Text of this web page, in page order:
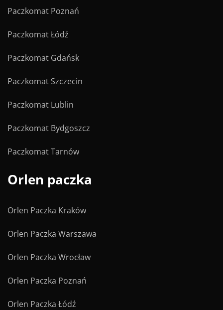
Paczkomat Poznań
Paczkomat Łódź
Paczkomat Gdańsk
Paczkomat Szczecin
Paczkomat Lublin
Paczkomat Bydgoszcz
Paczkomat Tarnów
Orlen paczka
Orlen Paczka Kraków
Orlen Paczka Warszawa
Orlen Paczka Wrocław
Orlen Paczka Poznań
Orlen Paczka Łódź